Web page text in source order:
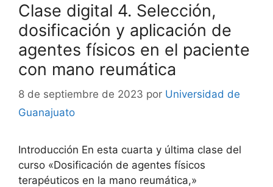
Clase digital 4. Selección,
dosificación y aplicación de
agentes físicos en el paciente
con mano reumática
8 de septiembre de 2023 por Universidad de
Guanajuato
Introducción En esta cuarta y última clase del
curso «Dosificación de agentes físicos
terapéuticos en la mano reumática,»